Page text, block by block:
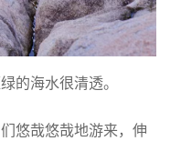
的海水很清透。
悠哉悠哉地游来，伸